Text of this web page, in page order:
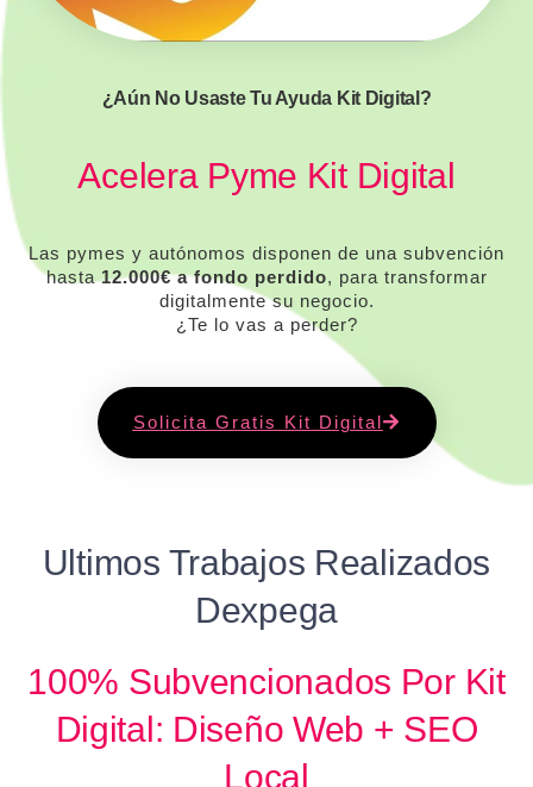
¿Aún No Usaste Tu Ayuda Kit Digital?
Acelera Pyme Kit Digital
Las pymes y autónomos disponen de una subvención
hasta12.000€ a fondo perdido, para transformar
digitalmente su negocio.
¿Te lo vas a perder?
Solicita Gratis Kit Digital
Ultimos Trabajos Realizados
Dexpega
100% Subvencionados Por Kit
Digital: Diseño Web + SEO
Local